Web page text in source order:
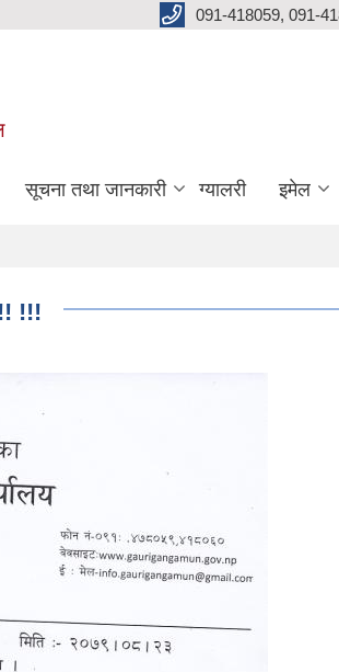
091-418059, 091-
सूचना तथा जानकारी ग्यालरी इमेल
!! !!!